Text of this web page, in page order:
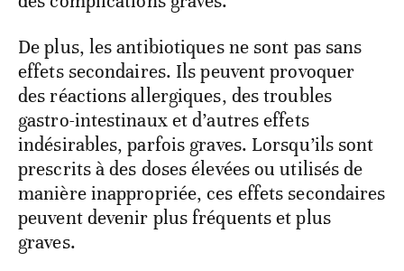
De plus, les antibiotiques ne sont pas sans
effets secondaires. Ils peuvent provoquer
des réactions allergiques, des troubles
gastro-intestinaux et d’autres effets
indésirables, parfois graves. Lorsqu’ils sont
prescrits à des doses élevées ou utilisés de
manière inappropriée, ces effets secondaires
peuvent devenir plus fréquents et plus
graves.